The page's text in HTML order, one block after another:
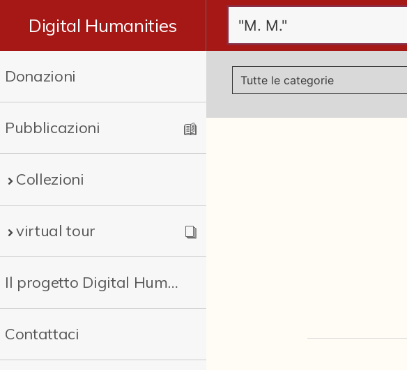
Digital Humanities
Donazioni
Pubblicazioni
Collezioni
virtual tour
Il progetto Digital Humanities
Contattaci